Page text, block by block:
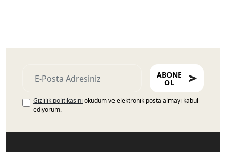
ABONE
OL
Gizlilik politikasını okudum ve elektronik posta almayı kabul
ediyorum.